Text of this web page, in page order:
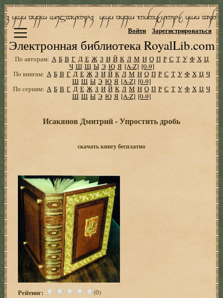
Электронная библиотека RoyalLib.com
Войти Зарегистрироваться
По авторам: А Б В Г Д Е Ж З И Й К Л М Н О П Р С Т У Ф Х Ц
Ч Ш Щ Ы Э Ю Я [A-Z] [0-9]
По книгам: А Б В Г Д Е Ж З И Й К Л М Н О П Р С Т У Ф Х Ц Ч
Ш Щ Ы Э Ю Я [A-Z] [0-9]
По сериям: А Б В Г Д Е Ж З И Й К Л М Н О П Р С Т У Ф Х Ц Ч
Ш Щ Ы Э Ю Я [A-Z] [0-9]
Исакянов Дмитрий - Упростить дробь
скачать книгу бесплатно
Рейтинг: (0)